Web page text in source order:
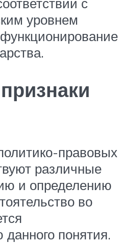
уровнем
правовых
различные
и определению
во
данного понятия.